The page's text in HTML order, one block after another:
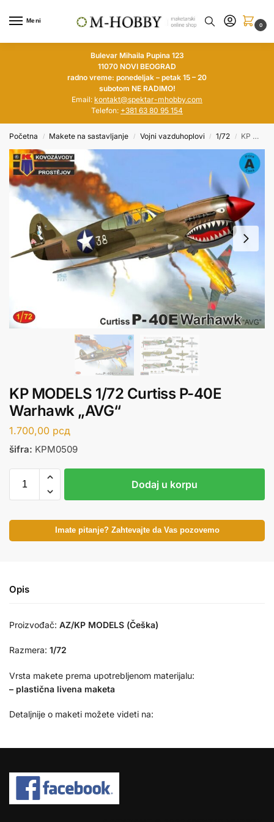
Meni
0
Bulevar Mihaila Pupina 123
11070 NOVI BEOGRAD
radno vreme: ponedeljak – petak 15 – 20
subotom NE RADIMO!
Email: kontakt@spektar-mhobby.com
Telefon: +381 63 80 95 154
Početna / Makete na sastavljanje / Vojni vazduhoplovi / 1/72 / KP MODELS 1/72 Curtiss P-40E Warhawk „AVG“
KP MODELS 1/72 Curtiss P-40E
Warhawk „AVG“
1.700,00 рсд
šifra: KPM0509
Dodaj u korpu
Imate pitanje? Zahtevajte da Vas pozovemo
Opis
Proizvođač: AZ/KP MODELS (Češka)
Razmera: 1/72
Vrsta makete prema upotrebljenom materijalu:
– plastična livena maketa
Detaljnije o maketi možete videti na: